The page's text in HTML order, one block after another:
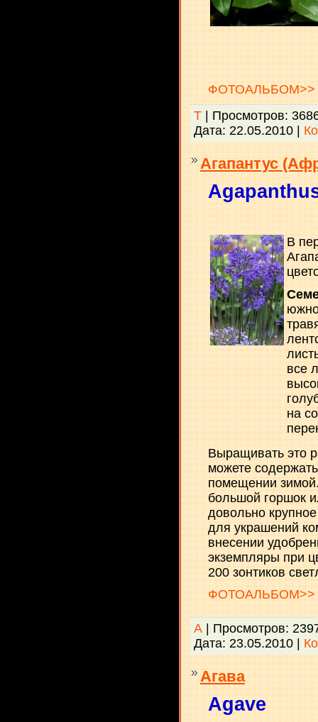
ФОТОАЛЬБОМ>>
Т | Просмотров:
Дата: 22.05.2010 |
Агапантус
В
все
на
Выращивать это
можете
помещении
большой горшок
довольно
для украшений
внесении
экземпляры при
200 зонтиков
ФОТОАЛЬБОМ>>
А | Просмотров:
Дата: 23.05.2010 |
Агава
Agave